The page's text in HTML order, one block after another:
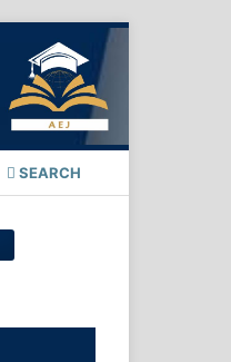
SEARCH